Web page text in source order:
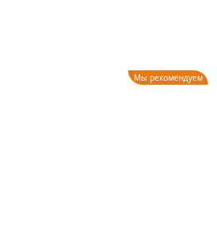
Мы рекомендуем